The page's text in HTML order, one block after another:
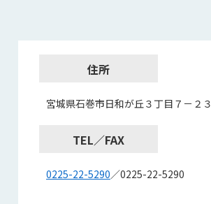
住所
宮城県石巻市日和が丘３丁目７－２３
TEL／FAX
0225-22-5290／0225-22-5290